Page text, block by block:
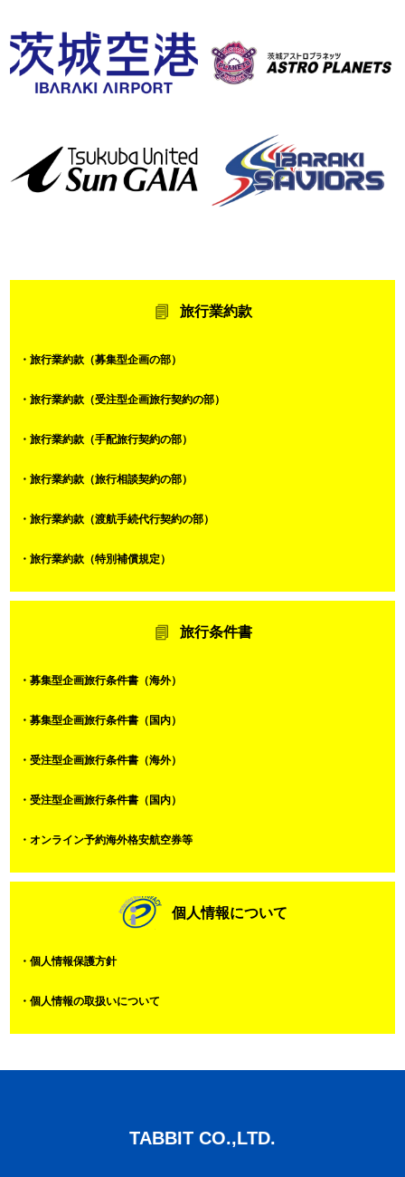
旅行業約款
・旅行業約款（募集型企画の部）
・旅行業約款（受注型企画旅行契約の部）
・旅行業約款（手配旅行契約の部）
・旅行業約款（旅行相談契約の部）
・旅行業約款（渡航手続代行契約の部）
・旅行業約款（特別補償規定）
旅行条件書
・募集型企画旅行条件書（海外）
・募集型企画旅行条件書（国内）
・受注型企画旅行条件書（海外）
・受注型企画旅行条件書（国内）
・オンライン予約海外格安航空券等
個人情報について
・個人情報保護方針
・個人情報の取扱いについて
TABBIT CO.,LTD.